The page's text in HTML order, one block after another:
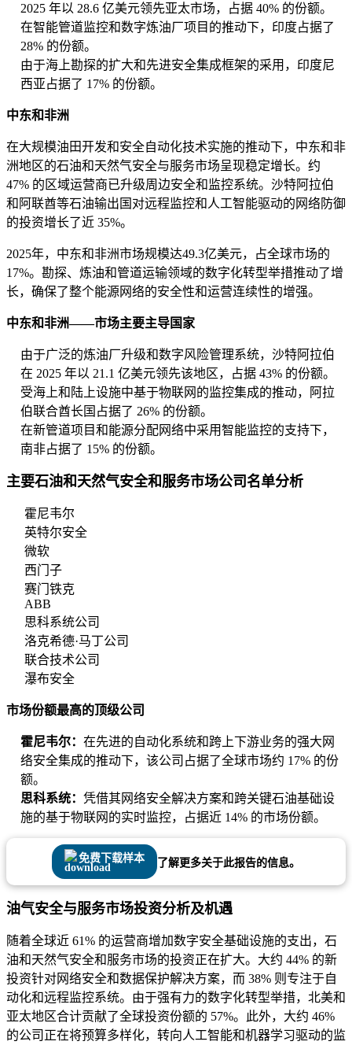
2025 年以 28.6 亿美元领先亚太市场，占据 40% 的份额。
在智能管道监控和数字炼油厂项目的推动下，印度占据了
28% 的份额。
由于海上勘探的扩大和先进安全集成框架的采用，印度尼
西亚占据了 17% 的份额。
中东和非洲
在大规模油田开发和安全自动化技术实施的推动下，中东和非
洲地区的石油和天然气安全与服务市场呈现稳定增长。约
47% 的区域运营商已升级周边安全和监控系统。沙特阿拉伯
和阿联酋等石油输出国对远程监控和人工智能驱动的网络防御
的投资增长了近 35%。
2025年，中东和非洲市场规模达49.3亿美元，占全球市场的
17%。勘探、炼油和管道运输领域的数字化转型举措推动了增
长，确保了整个能源网络的安全性和运营连续性的增强。
中东和非洲——市场主要主导国家
由于广泛的炼油厂升级和数字风险管理系统，沙特阿拉伯
在 2025 年以 21.1 亿美元领先该地区，占据 43% 的份额。
受海上和陆上设施中基于物联网的监控集成的推动，阿拉
伯联合酋长国占据了 26% 的份额。
在新管道项目和能源分配网络中采用智能监控的支持下，
南非占据了 15% 的份额。
主要石油和天然气安全和服务市场公司名单分析
霍尼韦尔
英特尔安全
微软
西门子
赛门铁克
ABB
思科系统公司
洛克希德·马丁公司
联合技术公司
瀑布安全
市场份额最高的顶级公司
霍尼韦尔： 在先进的自动化系统和跨上下游业务的强大网
络安全集成的推动下，该公司占据了全球市场约 17% 的份
额。
思科系统： 凭借其网络安全解决方案和跨关键石油基础设
施的基于物联网的实时监控，占据近 14% 的市场份额。
免费下载样本 了解更多关于此报告的信息。
油气安全与服务市场投资分析及机遇
随着全球近 61% 的运营商增加数字安全基础设施的支出，石
油和天然气安全和服务市场的投资正在扩大。大约 44% 的新
投资针对网络安全和数据保护解决方案，而 38% 则专注于自
动化和远程监控系统。由于强有力的数字化转型举措，北美和
亚太地区合计贡献了全球投资份额的 57%。此外，大约 46%
的公司正在将预算多样化，转向人工智能和机器学习驱动的监